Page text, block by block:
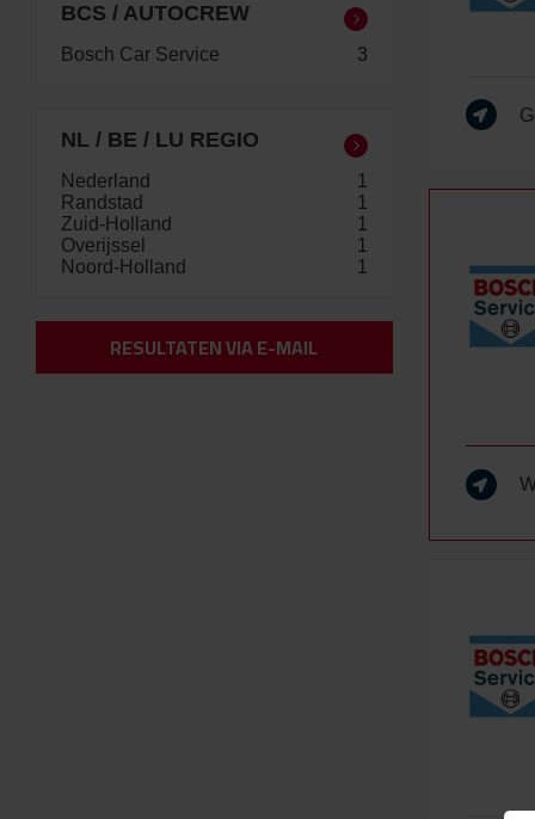
BCS / AUTOCREW
Bosch Car Service 3
NL / BE / LU REGIO
Nederland
1
Randstad
1
Zuid-Holland
1
Overijssel
1
Noord-Holland
1
RESULTATEN VIA E-MAIL